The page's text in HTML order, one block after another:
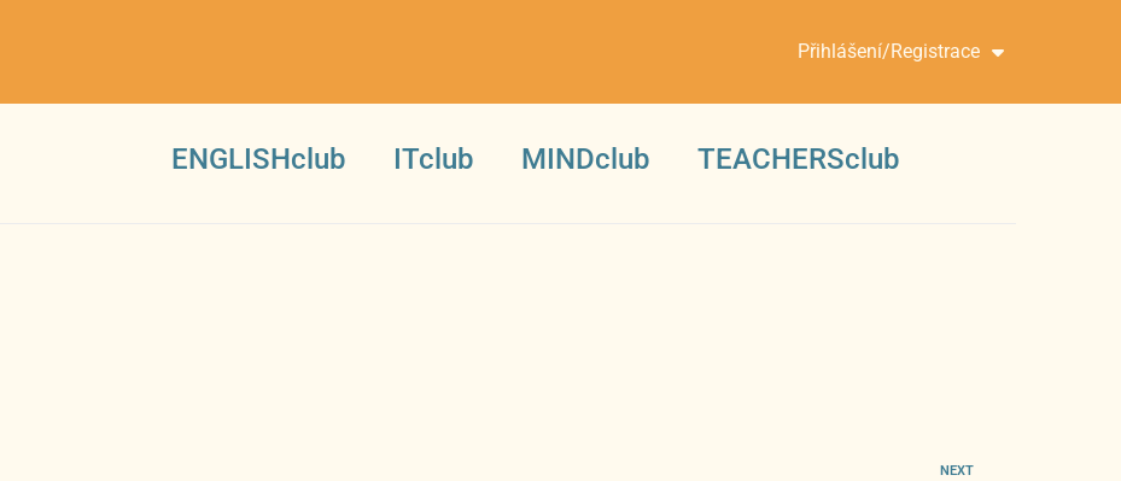
Přihlášení/Registrace
ENGLISHclub ITclub MINDclub TEACHERSclub
NEXT